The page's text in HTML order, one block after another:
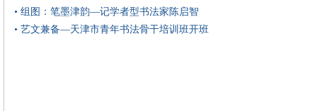
• 组图：笔墨津韵—记学者型书法家陈启智
• 艺文兼备—天津市青年书法骨干培训班开班